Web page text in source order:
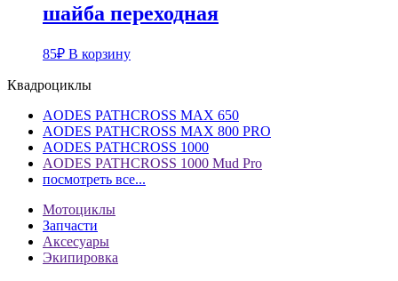
шайба переходная
85₽ В корзину
Квадроциклы
AODES PATHCROSS MAX 650
AODES PATHCROSS MAX 800 PRO
AODES PATHCROSS 1000
AODES PATHCROSS 1000 Mud Pro
посмотреть все...
Мотоциклы
Запчасти
Аксесуары
Экипировка